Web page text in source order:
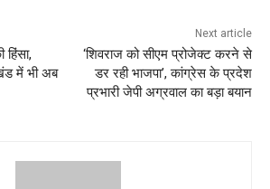
में भी अब
Next article
‘शिवराज को सीएम प्रोजेक्ट करने से
डर रही भाजपा’, कांग्रेस के प्रदेश
प्रभारी जेपी अग्रवाल का बड़ा बयान